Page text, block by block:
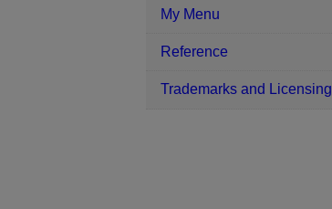
My Menu
Reference
Trademarks and Licensing